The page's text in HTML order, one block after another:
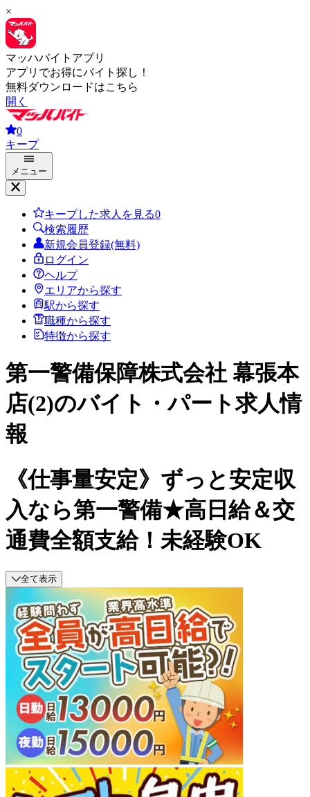
×
マッハバイトアプリ
アプリでお得にバイト探し！
無料ダウンロードはこちら
開く
0
キープ
メニュー
キープした求人を見る0
検索履歴
新規会員登録(無料)
ログイン
ヘルプ
エリアから探す
駅から探す
職種から探す
特徴から探す
第一警備保障株式会社 幕張本
店(2)のバイト・パート求人情
報
《仕事量安定》ずっと安定収
入なら第一警備★高日給＆交
通費全額支給！未経験OK
全て表示